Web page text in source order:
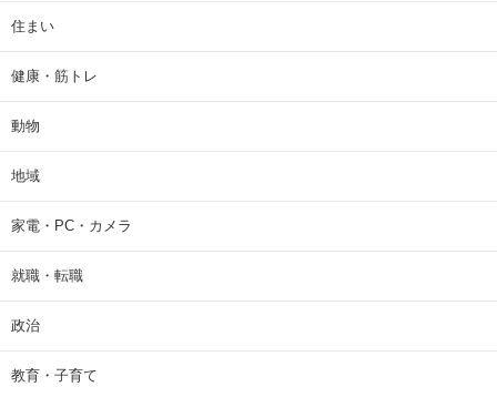
住まい
健康・筋トレ
動物
地域
家電・PC・カメラ
就職・転職
政治
教育・子育て